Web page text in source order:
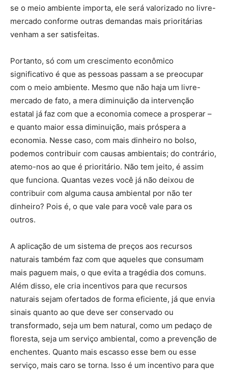
se o meio ambiente importa, ele será valorizado no livre-
mercado conforme outras demandas mais prioritárias
venham a ser satisfeitas.
Portanto, só com um crescimento econômico
significativo é que as pessoas passam a se preocupar
com o meio ambiente. Mesmo que não haja um livre-
mercado de fato, a mera diminuição da intervenção
estatal já faz com que a economia comece a prosperar –
e quanto maior essa diminuição, mais próspera a
economia. Nesse caso, com mais dinheiro no bolso,
podemos contribuir com causas ambientais; do contrário,
atemo-nos ao que é prioritário. Não tem jeito, é assim
que funciona. Quantas vezes você já não deixou de
contribuir com alguma causa ambiental por não ter
dinheiro? Pois é, o que vale para você vale para os
outros.
A aplicação de um sistema de preços aos recursos
naturais também faz com que aqueles que consumam
mais paguem mais, o que evita a tragédia dos comuns.
Além disso, ele cria incentivos para que recursos
naturais sejam ofertados de forma eficiente, já que envia
sinais quanto ao que deve ser conservado ou
transformado, seja um bem natural, como um pedaço de
floresta, seja um serviço ambiental, como a prevenção de
enchentes. Quanto mais escasso esse bem ou esse
serviço, mais caro se torna. Isso é um incentivo para que